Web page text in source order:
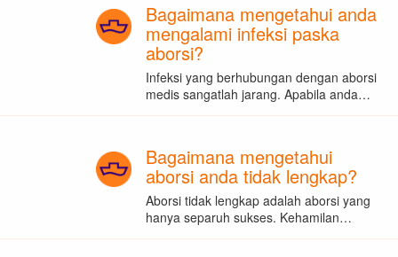
Bagaimana mengetahui anda
mengalami infeksi paska
aborsi?
Infeksi yang berhubungan dengan aborsi
medis sangatlah jarang. Apabila anda…
Bagaimana mengetahui
aborsi anda tidak lengkap?
Aborsi tidak lengkap adalah aborsi yang
hanya separuh sukses. Kehamilan…